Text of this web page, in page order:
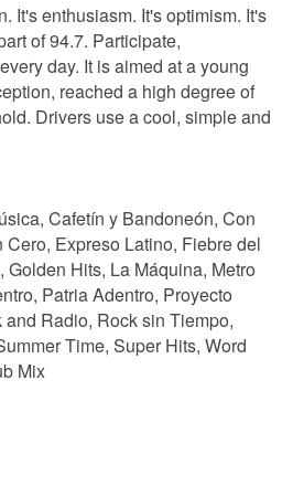
It's enthusiasm. It's optimism. It's
of 94.7. Participate,
day. It is aimed at a young
reached a high degree of
Drivers use a cool, simple and
Cafetín y Bandoneón, Con
Expreso Latino, Fiebre del
Hits, La Máquina, Metro
Patria Adentro, Proyecto
Radio, Rock sin Tiempo,
Time, Super Hits, Word
Mix